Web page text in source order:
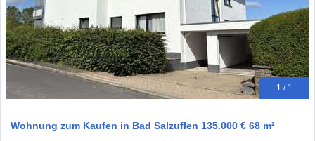
1 / 1
Wohnung zum Kaufen in Bad Salzuflen 135.000 € 68 m²